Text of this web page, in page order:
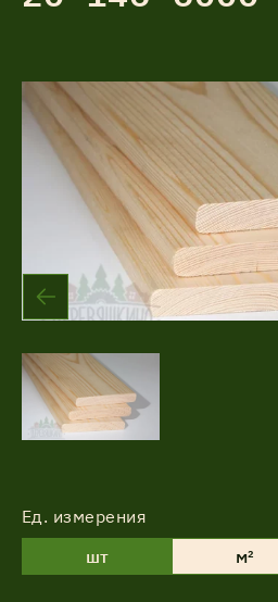
Статьи
О компании
Контакты
Ед. измерения
шт
м²
Соглашение
персональных данных
Соглашение
персональных данных